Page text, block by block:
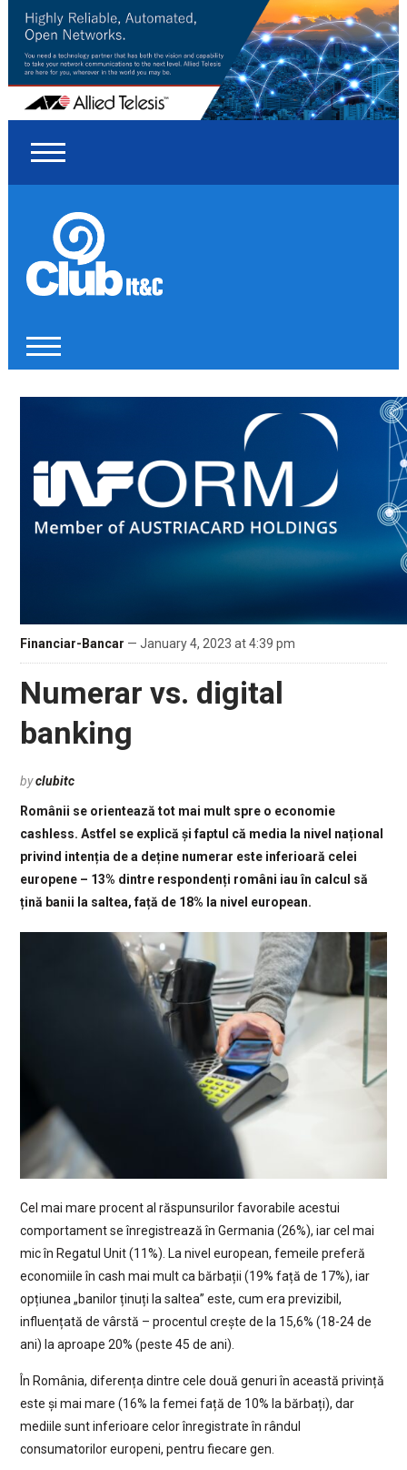
Financiar-Bancar — January 4, 2023 at 4:39 pm
Numerar vs. digital
banking
byclubitc
Românii se orientează tot mai mult spre o economie
cashless. Astfel se explică și faptul că media la nivel național
privind intenția de a deține numerar este inferioară celei
europene – 13% dintre respondenți români iau în calcul să
țină banii la saltea, față de 18% la nivel european.
Cel mai mare procent al răspunsurilor favorabile acestui
comportament se înregistrează în Germania (26%), iar cel mai
mic în Regatul Unit (11%). La nivel european, femeile preferă
economiile în cash mai mult ca bărbații (19% față de 17%), iar
opțiunea „banilor ținuți la saltea” este, cum era previzibil,
influențată de vârstă – procentul crește de la 15,6% (18-24 de
ani) la aproape 20% (peste 45 de ani).
În România, diferența dintre cele două genuri în această privință
este și mai mare (16% la femei față de 10% la bărbați), dar
mediile sunt inferioare celor înregistrate în rândul
consumatorilor europeni, pentru fiecare gen.